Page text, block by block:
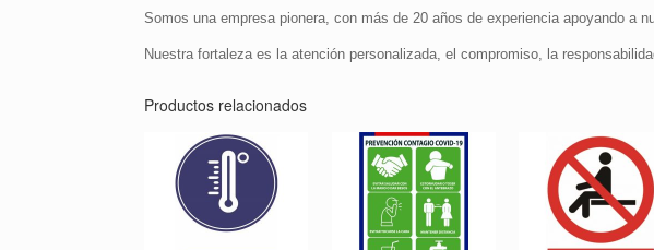
Somos una empresa pionera, con más de 20 años de experiencia apoyando a
Nuestra fortaleza es la atención personalizada, el compromiso, la
Productos relacionados